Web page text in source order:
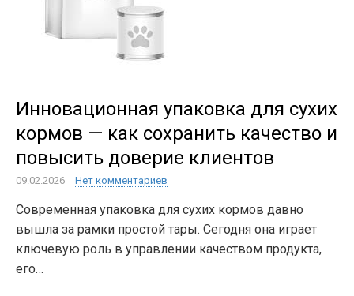
Инновационная упаковка для сухих
кормов — как сохранить качество и
повысить доверие клиентов
09.02.2026 Нет комментариев
Современная упаковка для сухих кормов давно
вышла за рамки простой тары. Сегодня она играет
ключевую роль в управлении качеством продукта,
его…